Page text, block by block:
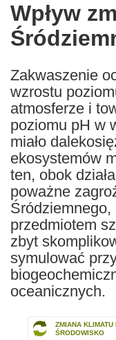
the
following
languages:
Wpływ
Zakwaszenie
wzrostu
atmosferze i
poziomu pH w
miało
ekosystemów
ten, obok
poważne
Śródziemnego,
przedmiotem
zbyt
symulować
oceanicznych.
ZMIANA KLIMATU
ŚRODOWISKO